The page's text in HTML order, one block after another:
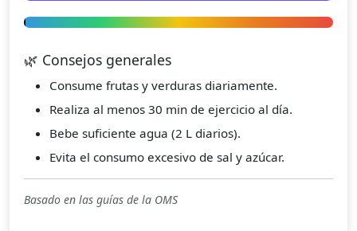
🌿 Consejos generales
Consume frutas y verduras diariamente.
Realiza al menos 30 min de ejercicio al día.
Bebe suficiente agua (2 L diarios).
Evita el consumo excesivo de sal y azúcar.
Basado en las guías de la OMS